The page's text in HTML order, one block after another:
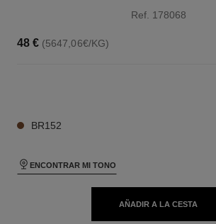
Ref. 178068
48 € (5647,06€/KG)
BR152
ENCONTRAR MI TONO
AÑADIR A LA CESTA